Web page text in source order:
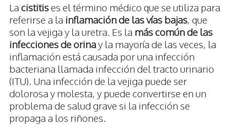
La cistitises el término médico que se utiliza para
referirse a la inflamación de las vías bajas, que
son la vejiga y la uretra. Es la más común de las
infecciones de orinay la mayoría de las veces, la
inflamación está causada por una infección
bacteriana llamada infección del tracto urinario
(ITU). Una infección de la vejiga puede ser
dolorosa y molesta, y puede convertirse en un
problema de salud grave si la infección se
propaga a los riñones.